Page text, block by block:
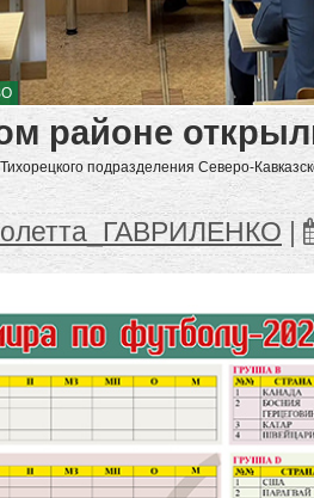
районе
подразделения Северо-